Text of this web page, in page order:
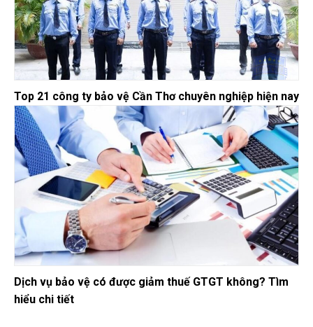
Top 21 công ty bảo vệ Cần Thơ chuyên nghiệp hiện nay
Dịch vụ bảo vệ có được giảm thuế GTGT không? Tìm
hiểu chi tiết